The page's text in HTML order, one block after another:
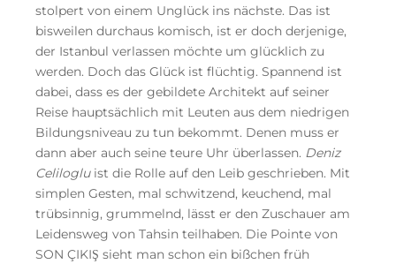
stolpert von einem Unglück ins nächste. Das ist
bisweilen durchaus komisch, ist er doch derjenige,
der Istanbul verlassen möchte um glücklich zu
werden. Doch das Glück ist flüchtig. Spannend ist
dabei, dass es der gebildete Architekt auf seiner
Reise hauptsächlich mit Leuten aus dem niedrigen
Bildungsniveau zu tun bekommt. Denen muss er
dann aber auch seine teure Uhr überlassen. Deniz
Celiloglu ist die Rolle auf den Leib geschrieben. Mit
simplen Gesten, mal schwitzend, keuchend, mal
trübsinnig, grummelnd, lässt er den Zuschauer am
Leidensweg von Tahsin teilhaben. Die Pointe von
SON ÇIKIŞ sieht man schon ein bißchen früh